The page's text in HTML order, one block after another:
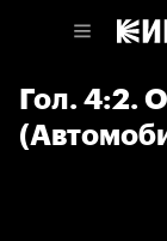
Гол. 4:2.